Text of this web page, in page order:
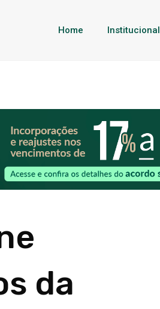
Home Institucional
da